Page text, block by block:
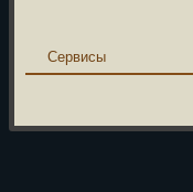
Сервисы